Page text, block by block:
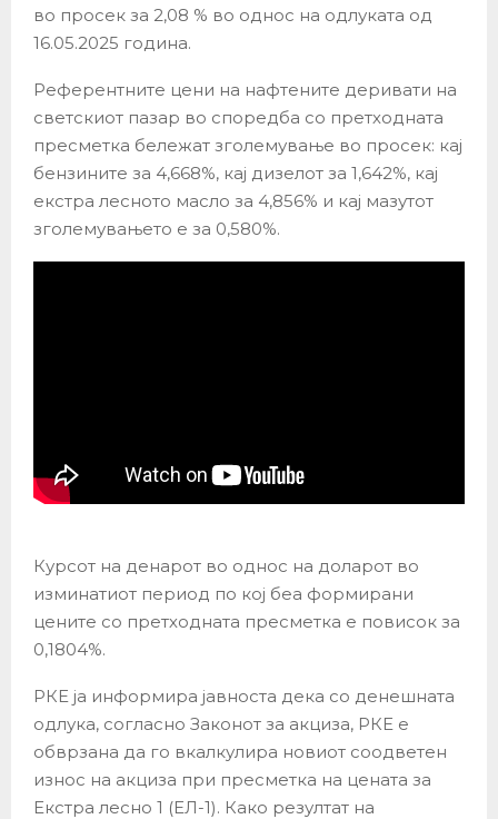
во просек за 2,08 % во однос на одлуката од
16.05.2025 година.
Референтните цени на нафтените деривати на
светскиот пазар во споредба со претходната
пресметка бележат зголемување во просек: кај
бензините за 4,668%, кај дизелот за 1,642%, кај
екстра лесното масло за 4,856% и кај мазутот
зголемувањето е за 0,580%.
Курсот на денарот во однос на доларот во
изминатиот период по кој беа формирани
цените со претходната пресметка е повисок за
0,1804%.
РКЕ ја информира јавноста дека со денешната
одлука, согласно Законот за акциза, РКЕ е
обврзана да го вкалкулира новиот соодветен
износ на акциза при пресметка на цената за
Екстра лесно 1 (ЕЛ-1). Како резултат на